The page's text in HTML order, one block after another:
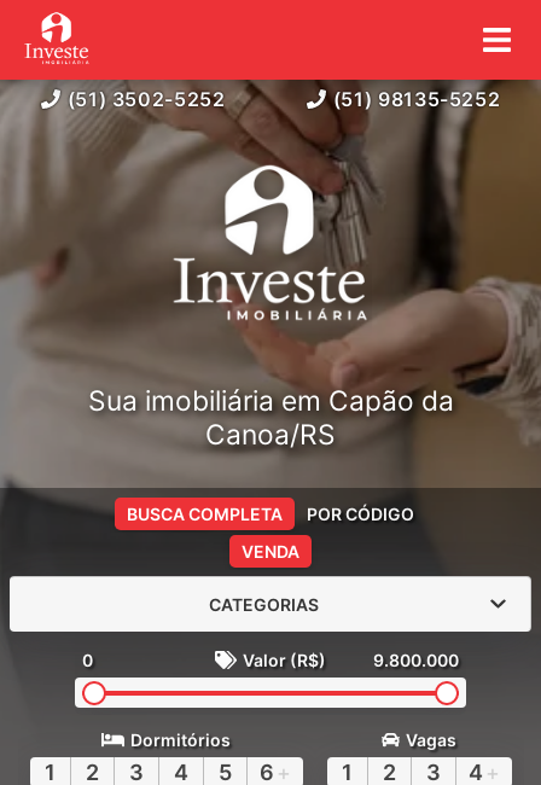
(51) 3502-5252 (51) 98135-5252
Sua imobiliária em Capão da
Canoa/RS
VENDA
BUSCA COMPLETA POR CÓDIGO
CATEGORIAS
0 Valor (R$) 9.800.000
Dormitórios
1 2 3 4 5 6 +
Vagas
1 2 3 4 +